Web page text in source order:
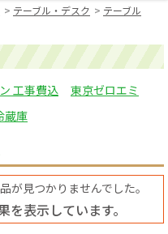
テーブル・デスク
テーブル
工事費込
東京ゼロエミ
蔵庫
が見つかりませんでした。
を表示しています。